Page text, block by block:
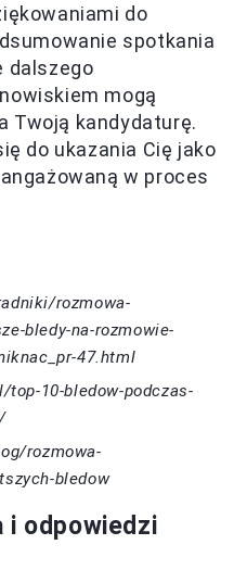
do
spotkania
dalszego
mogą
Twoją kandydaturę.
do ukazania Cię jako
w proces
rozmowa-
bledy-na-rozmowie-
47.html
10-bledow-podczas-
rozmowa-
bledow
i odpowiedzi